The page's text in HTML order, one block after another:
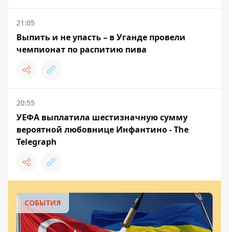
21:05
Выпить и не упасть – в Уганде провели
чемпионат по распитию пива
20:55
УЕФА выплатила шестизначную сумму
вероятной любовнице Инфантино - The
Telegraph
СОБЫТИЯ